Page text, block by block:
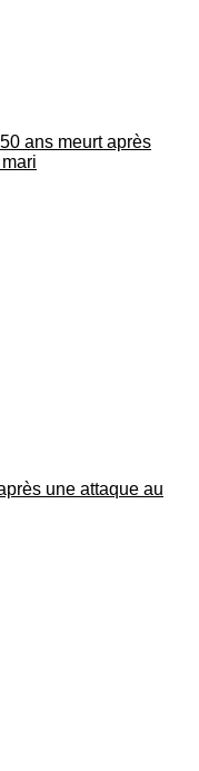
ans meurt après
une attaque au